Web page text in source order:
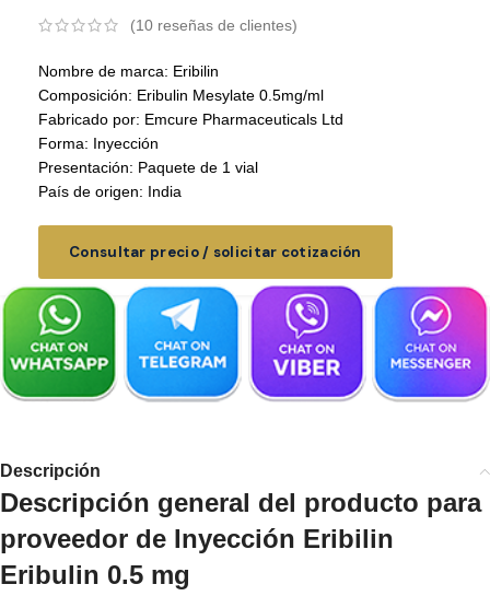
(10 reseñas de clientes)
Nombre de marca: Eribilin
Composición: Eribulin Mesylate 0.5mg/ml
Fabricado por: Emcure Pharmaceuticals Ltd
Forma: Inyección
Presentación: Paquete de 1 vial
País de origen: India
Consultar precio / solicitar cotización
Descripción
Descripción general del producto para
proveedor de Inyección Eribilin
Eribulin 0.5 mg